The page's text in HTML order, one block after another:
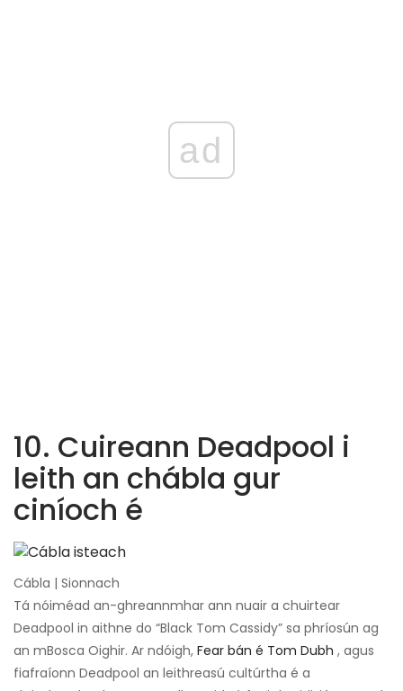
ad
10. Cuireann Deadpool i
leith an chábla gur
ciníoch é
Cábla | Sionnach
Tá nóiméad an-ghreannmhar ann nuair a chuirtear
Deadpool in aithne do “Black Tom Cassidy” sa phríosún ag
an mBosca Oighir. Ar ndóigh, Fear bán é Tom Dubh , agus
fiafraíonn Deadpool an leithreasú cultúrtha é a